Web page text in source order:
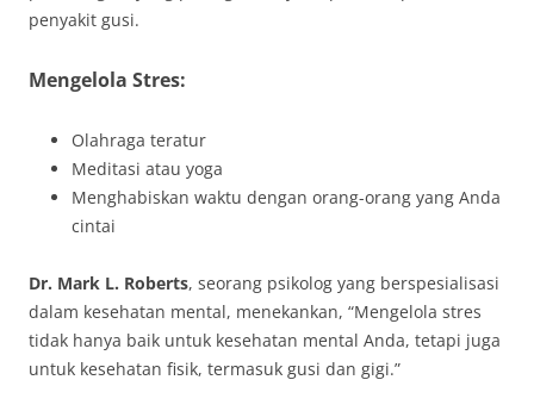
penyakit gusi.
Mengelola Stres:
Olahraga teratur
Meditasi atau yoga
Menghabiskan waktu dengan orang-orang yang Anda
cintai
Dr. Mark L. Roberts, seorang psikolog yang berspesialisasi
dalam kesehatan mental, menekankan, “Mengelola stres
tidak hanya baik untuk kesehatan mental Anda, tetapi juga
untuk kesehatan fisik, termasuk gusi dan gigi.”